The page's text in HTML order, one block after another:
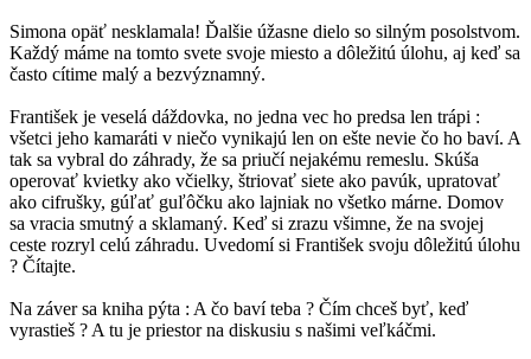
Simona opäť nesklamala! Ďalšie úžasne dielo so silným posolstvom.
Každý máme na tomto svete svoje miesto a dôležitú úlohu, aj keď sa
často cítime malý a bezvýznamný.
František je veselá dáždovka, no jedna vec ho predsa len trápi :
všetci jeho kamaráti v niečo vynikajú len on ešte nevie čo ho baví. A
tak sa vybral do záhrady, že sa priučí nejakému remeslu. Skúša
operovať kvietky ako včielky, štriovať siete ako pavúk, upratovať
ako cifrušky, gúľať guľôčku ako lajniak no všetko márne. Domov
sa vracia smutný a sklamaný. Keď si zrazu všimne, že na svojej
ceste rozryl celú záhradu. Uvedomí si František svoju dôležitú úlohu
? Čítajte.
Na záver sa kniha pýta : A čo baví teba ? Čím chceš byť, keď
vyrastieš ? A tu je priestor na diskusiu s našimi veľkáčmi.